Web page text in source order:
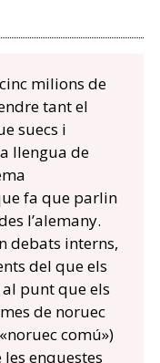
milions de
tant el
suecs i
llengua de
fa que parlin
l’alemany.
debats interns,
del que els
punt que els
de noruec
comú»)
enquestes